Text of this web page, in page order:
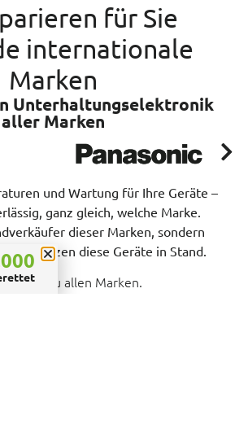
für Sie
internationale
Marken
Unterhaltungselektronik
aller Marken
und Wartung für Ihre Geräte –
ganz gleich, welche Marke.
dieser Marken, sondern
und setzen diese Geräte in Stand.
geht’s zu allen Marken.